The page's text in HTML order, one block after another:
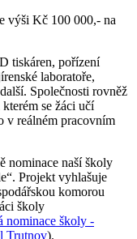
výši Kč 100 000,- na
tiskáren, pořízení
laboratoře,
Společnosti rovněž
se žáci učí
v reálném pracovním
nominace naší školy
Projekt vyhlašuje
komorou
školy
nominace školy -
Trutnov).